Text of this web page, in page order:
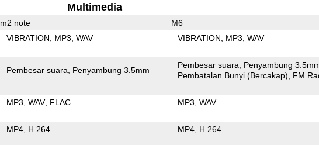
Multimedia
m2 note M6
VIBRATION MP3 WAV VIBRATION MP3 WAV
Pembesar suara Penyambung 3.5mm
Pembesar suara
Penyambung
Pembatalan Bunyi (Bercakap)
FM
MP3 WAV FLAC MP3 WAV
MP4 H.264 MP4 H.264